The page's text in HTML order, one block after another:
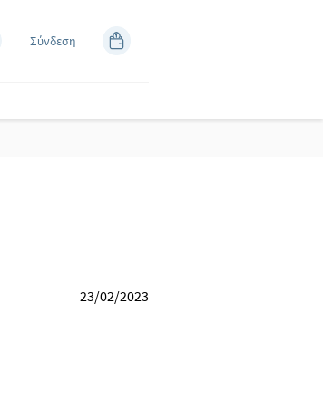
Σύνδεση
23/02/2023